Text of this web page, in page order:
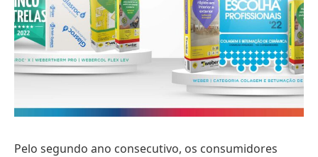
Pelo segundo ano consecutivo, os consumidores